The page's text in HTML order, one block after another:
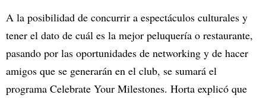
A la posibilidad de concurrir a espectáculos culturales y
tener el dato de cuál es la mejor peluquería o restaurante,
pasando por las oportunidades de networking y de hacer
amigos que se generarán en el club, se sumará el
programa Celebrate Your Milestones. Horta explicó que